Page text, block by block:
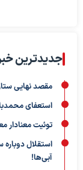
جدیدترین
مقصد نهایی
استعفای
توئیت معنادار
استقلال دوباره
آبی‌ها!